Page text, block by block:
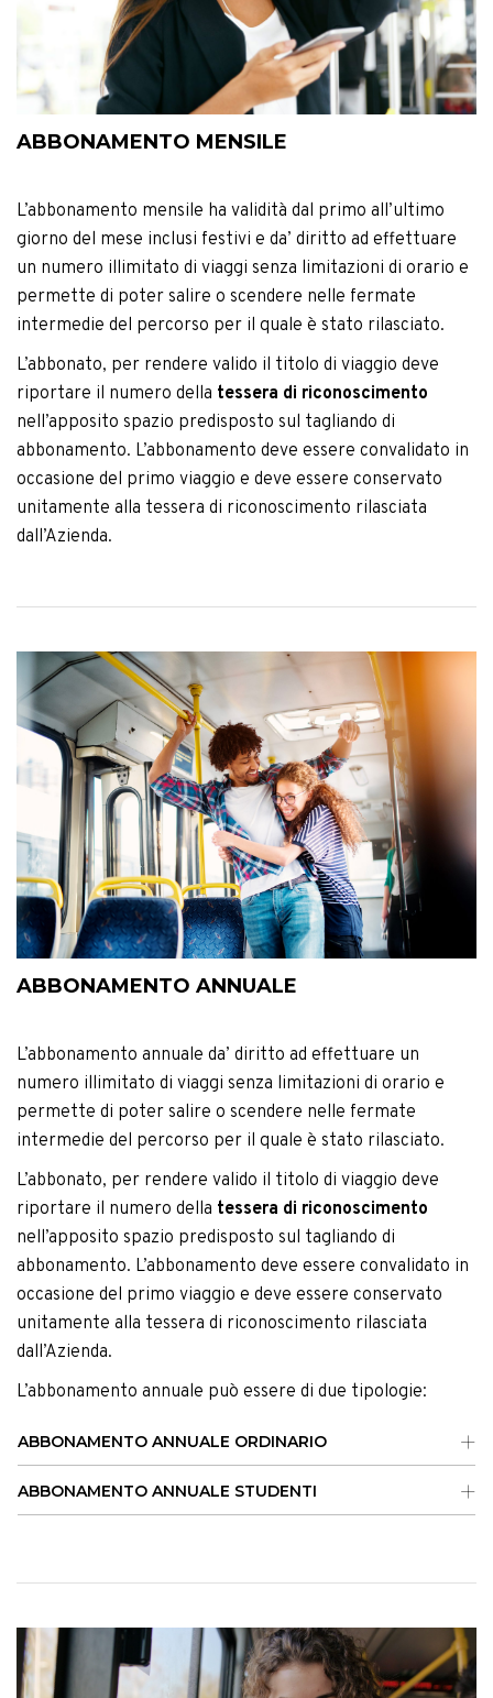
ABBONAMENTO MENSILE
L’abbonamento mensile ha validità dal primo all’ultimo
giorno del mese inclusi festivi e da’ diritto ad effettuare
un numero illimitato di viaggi senza limitazioni di orario e
permette di poter salire o scendere nelle fermate
intermedie del percorso per il quale è stato rilasciato.
L’abbonato, per rendere valido il titolo di viaggio deve
riportare il numero della tessera di riconoscimento
nell’apposito spazio predisposto sul tagliando di
abbonamento. L’abbonamento deve essere convalidato in
occasione del primo viaggio e deve essere conservato
unitamente alla tessera di riconoscimento rilasciata
dall’Azienda.
ABBONAMENTO ANNUALE
L’abbonamento annuale da’ diritto ad effettuare un
numero illimitato di viaggi senza limitazioni di orario e
permette di poter salire o scendere nelle fermate
intermedie del percorso per il quale è stato rilasciato.
L’abbonato, per rendere valido il titolo di viaggio deve
riportare il numero della tessera di riconoscimento
nell’apposito spazio predisposto sul tagliando di
abbonamento. L’abbonamento deve essere convalidato in
occasione del primo viaggio e deve essere conservato
unitamente alla tessera di riconoscimento rilasciata
dall’Azienda.
L’abbonamento annuale può essere di due tipologie:
ABBONAMENTO ANNUALE ORDINARIO
ABBONAMENTO ANNUALE STUDENTI